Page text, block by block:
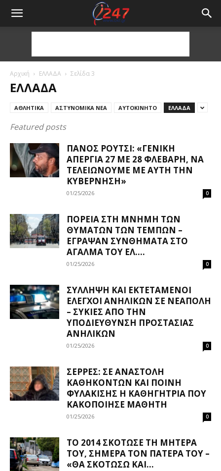
Αρχική ΕΛΛΑΔΑ Σελίδα 3
ΕΛΛΑΔΑ
ΑΘΛΗΤΙΚΑ ΑΣΤΥΝΟΜΙΚΑ ΝΕΑ ΑΥΤΟΚΙΝΗΤΟ ΕΛΛΑΔΑ
Featured posts
ΠΆΝΟΣ ΡΟΎΤΣΙ: «ΓΕΝΙΚΉ
ΑΠΕΡΓΊΑ 27 ΜΕ 28 ΦΛΕΒΆΡΗ, ΝΑ
ΤΕΛΕΙΏΝΟΥΜΕ ΜΕ ΑΥΤΉ ΤΗΝ
ΚΥΒΈΡΝΗΣΗ»
01/25/2026 0
ΠΟΡΕΊΑ ΣΤΗ ΜΝΉΜΗ ΤΩΝ
ΘΥΜΆΤΩΝ ΤΩΝ ΤΕΜΠΏΝ –
ΈΓΡΑΨΑΝ ΣΥΝΘΉΜΑΤΑ ΣΤΟ
ΆΓΑΛΜΑ ΤΟΥ ΕΛ....
01/25/2026 0
ΣΎΛΛΗΨΗ ΚΑΙ ΕΚΤΕΤΑΜΈΝΟΙ
ΈΛΕΓΧΟΙ ΑΝΗΛΊΚΩΝ ΣΕ ΝΕΆΠΟΛΗ
– ΣΥΚΙΈΣ ΑΠΌ ΤΗΝ
ΥΠΟΔΙΕΎΘΥΝΣΗ ΠΡΟΣΤΑΣΊΑΣ
ΑΝΗΛΊΚΩΝ
01/25/2026 0
ΣΈΡΡΕΣ: ΣΕ ΑΝΑΣΤΟΛΉ
ΚΑΘΗΚΌΝΤΩΝ ΚΑΙ ΠΟΙΝΉ
ΦΥΛΆΚΙΣΗΣ Η ΚΑΘΗΓΉΤΡΙΑ ΠΟΥ
ΚΑΚΟΠΟΊΗΣΕ ΜΑΘΗΤΉ
01/25/2026 0
ΤΟ 2014 ΣΚΌΤΩΣΕ ΤΗ ΜΗΤΈΡΑ
ΤΟΥ, ΣΉΜΕΡΑ ΤΟΝ ΠΑΤΈΡΑ ΤΟΥ –
«ΘΑ ΣΚΟΤΏΣΩ ΚΑΙ...